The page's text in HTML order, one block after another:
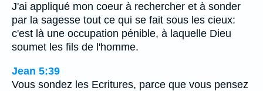
J'ai appliqué mon coeur à rechercher et à sonder
par la sagesse tout ce qui se fait sous les cieux:
c'est là une occupation pénible, à laquelle Dieu
soumet les fils de l'homme.
Jean 5:39
Vous sondez les Ecritures, parce que vous pensez